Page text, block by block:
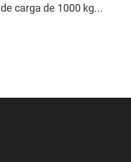
de carga de 1000 kg...